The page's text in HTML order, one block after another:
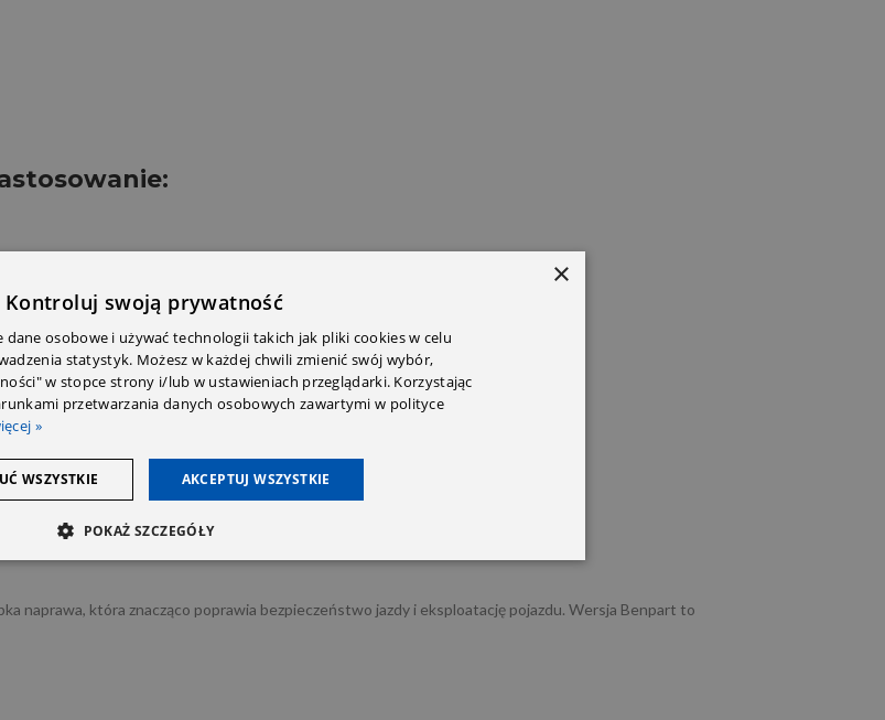
maski:
naprawa, która znacząco poprawia bezpieczeństwo jazdy i eksploatację pojazdu. Wersja Benpart to
×
Kontroluj swoją prywatność
dane osobowe i używać technologii takich jak pliki cookies w celu
statystyk. Możesz w każdej chwili zmienić swój wybór,
w stopce strony i/lub w ustawieniach przeglądarki. Korzystając
przetwarzania danych osobowych zawartymi w polityce
»
AKCEPTUJ WSZYSTKIE
WSZYSTKIE
POKAŻ SZCZEGÓŁY